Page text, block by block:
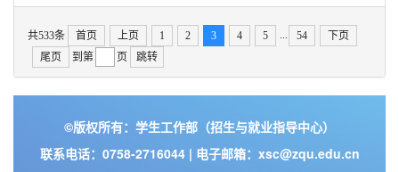
共533条 首页 上页 1 2 3 4 5 54
下页
尾页
到第 页 跳转
©版权所有：学生工作部（招生与就业指导中心）
联系电话：0758-2716044 | 电子邮箱：xsc@zqu.edu.cn